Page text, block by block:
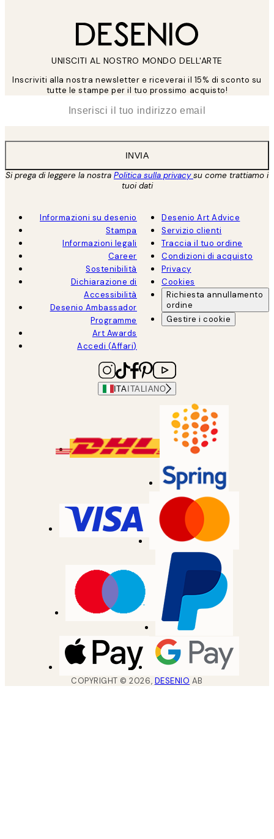
UNISCITI AL NOSTRO MONDO DELL'ARTE
Inscriviti alla nostra newsletter e riceverai il 15% di sconto su
tutte le stampe per il tuo prossimo acquisto!
INVIA
Si prega di leggere la nostra Politica sulla privacysu come trattiamo i
tuoi dati
Informazioni su desenio
Stampa
Informazioni legali
Career
Sostenibilità
Dichiarazione di
Accessibilità
Desenio Ambassador
Programme
Art Awards
Accedi (Affari)
Desenio Art Advice
Servizio clienti
Traccia il tuo ordine
Condizioni di acquisto
Privacy
Cookies
Richiesta annullamento
ordine
Gestire i cookie
ITA ITALIANO
COPYRIGHT ©2026, DESENIO AB